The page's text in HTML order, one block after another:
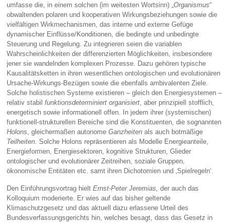
umfasse die, in einem solchen (im weitesten Wortsinn) „Organismus“
obwaltenden polaren und kooperativen Wirkungsbeziehungen sowie die
vielfältigen Wirkmechanismen, das interne und externe Gefüge
dynamischer Einflüsse/Konditionen, die bedingte und unbedingte
Steuerung und Regelung. Zu integrieren seien die variablen
Wahrscheinlichkeiten der differenzierten Möglichkeiten, insbesondere
jener sie wandelnden komplexen Prozesse. Dazu gehören typische
Kausalitätsketten in ihren wesentlichen ontologischen und evolutionären
Ursache-Wirkungs-Bezügen sowie die ebenfalls ambivalenten Ziele.
Solche holistischen Systeme existieren – gleich den Energiesystemen –
relativ stabilfunktionsdeterminiert organisiert , aber prinzipiell stofflich,
energetisch sowie informationell offen. In jedem ihrer (systemischen)
funktionell-strukturellen Bereiche sind die Konstituenten, die sognannten
Holons , gleichermaßen autonomeGanzheiten als auch botmäßige
Teilheiten . Solche Holons repräsentieren als Modelle Energieanteile,
Energieformen, Energiesektoren, kognitive Strukturen, Glieder
ontologischer und evolutionärer Zeitreihen, soziale Gruppen,
ökonomische Entitäten etc. samt ihren Dichotomien und ‚Spielregeln‘.
Den Einführungsvortrag hieltErnst-Peter Jeremias, der auch das
Kolloquium moderierte. Er wies auf das bisher geltende
Klimaschutzgesetz und das aktuell dazu erlassene Urteil des
Bundesverfassungsgerichts hin, welches besagt, dass das Gesetz in